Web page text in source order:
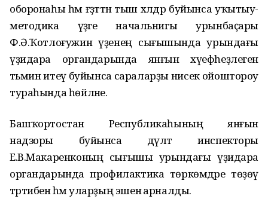
оборонаһы һәм ғәҙәттән тыш хәлдәр буйынса уҡытыу-
методика үҙәге начальнигы урынбаҫары
Ф.Ә.Ҡотлоғужин үҙенең сығышында урындағы
үҙидара органдарында янғын хәүефһеҙлеген
тәьмин итеү буйынса сараларҙы нисек ойоштороу
тураһында һөйләне.
Башҡортостан Республикаһының янғын
надзоры буйынса дәүләт инспекторы
Е.В.Макаренконың сығышы урындағы үҙидара
органдарында профилактика төркөмдәре төҙөү
тәртибенә һәм уларҙың эшенә арналды.